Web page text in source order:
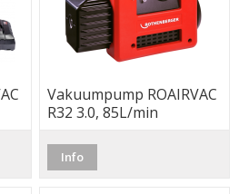
Vakuumpump ROAIRVAC
R32 3.0, 85L/min
Info